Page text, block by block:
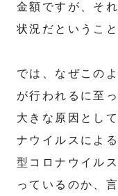
金額ですが、そ
状況だということ
では、なぜこの
が行われるに至
大きな原因とし
ナウイルスによ
型コロナウイル
っているのか、